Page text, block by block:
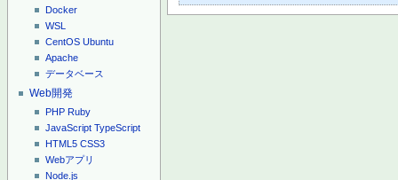
Docker
WSL
CentOS Ubuntu
Apache
データベース
Web開発
PHP Ruby
JavaScript TypeScript
HTML5 CSS3
Webアプリ
Node.js